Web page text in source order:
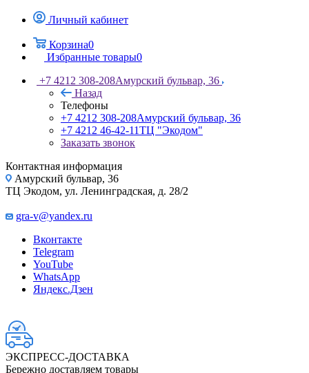
Личный кабинет
Корзина0
Избранные товары0
+7 4212 308-208Амурский бульвар, 36
Назад
Телефоны
+7 4212 308-208Амурский бульвар, 36
+7 4212 46-42-11ТЦ "Экодом"
Заказать звонок
Контактная информация
Амурский бульвар, 36
ТЦ Экодом, ул. Ленинградская, д. 28/2
gra-v@yandex.ru
Вконтакте
Telegram
YouTube
WhatsApp
Яндекс.Дзен
ЭКСПРЕСС-ДОСТАВКА
Бережно доставляем товары